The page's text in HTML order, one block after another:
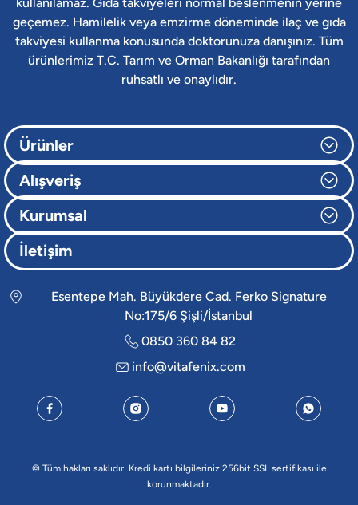
geçemez. Hamilelik veya emzirme döneminde ilaç ve gıda
takviyesi kullanma konusunda doktorunuza danışınız. Tüm
ürünlerimiz T.C. Tarım ve Orman Bakanlığı tarafından
ruhsatlı ve onaylıdır.
Ürünler
Alışveriş
Kurumsal
İletişim
Esentepe Mah. Büyükdere Cad. Ferko Signature
No:175/6 Şişli/İstanbul
0850 360 84 82
info@vitafenix.com
© Tüm hakları saklıdır. Kredi kartı bilgileriniz 256bit SSL sertifikası ile
korunmaktadır.